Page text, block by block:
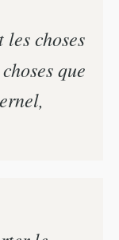
choses
que